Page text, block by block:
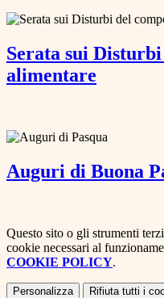
Serata sui
alimentare
Auguri di Buona
Questo sito o gli strumenti
cookie necessari al
COOKIE POLICY.
Personalizza Rifiuta tutti i